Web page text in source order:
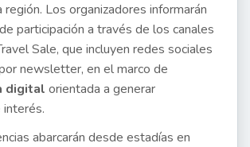
Los organizadores informarán
participación a través de los canales
Sale, que incluyen redes sociales
newsletter, en el marco de
digital orientada a generar
abarcarán desde estadías en